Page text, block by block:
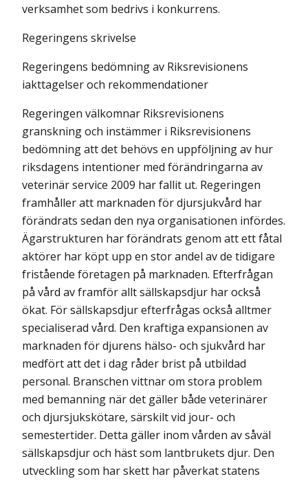
verksamhet som bedrivs i konkurrens.
Regeringens skrivelse
Regeringens bedömning av Riksrevisionens
iakttagelser och rekommendationer
Regeringen välkomnar Riksrevisionens
granskning och instämmer i Riksrevisionens
bedömning att det behövs en uppföljning av hur
riksdagens intentioner med förändringarna av
veterinär service 2009 har fallit ut. Regeringen
framhåller att marknaden för djursjukvård har
förändrats sedan den nya organisationen infördes.
Ägarstrukturen har förändrats genom att ett fåtal
aktörer har köpt upp en stor andel av de tidigare
fristående företagen på marknaden. Efterfrågan
på vård av framför allt sällskapsdjur har också
ökat. För sällskapsdjur efterfrågas också alltmer
specialiserad vård. Den kraftiga expansionen av
marknaden för djurens hälso- och sjukvård har
medfört att det i dag råder brist på utbildad
personal. Branschen vittnar om stora problem
med bemanning när det gäller både veterinärer
och djursjukskötare, särskilt vid jour- och
semestertider. Detta gäller inom vården av såväl
sällskapsdjur och häst som lantbrukets djur. Den
utveckling som har skett har påverkat statens